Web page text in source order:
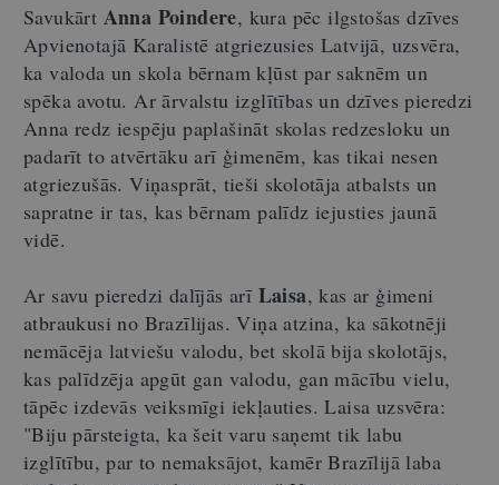
Savukārt Anna Poindere, kura pēc ilgstošas dzīves
Apvienotajā Karalistē atgriezusies Latvijā, uzsvēra,
ka valoda un skola bērnam kļūst par saknēm un
spēka avotu. Ar ārvalstu izglītības un dzīves pieredzi
Anna redz iespēju paplašināt skolas redzesloku un
padarīt to atvērtāku arī ģimenēm, kas tikai nesen
atgriezušās. Viņasprāt, tieši skolotāja atbalsts un
sapratne ir tas, kas bērnam palīdz iejusties jaunā
vidē.
Ar savu pieredzi dalījās arī Laisa, kas ar ģimeni
atbraukusi no Brazīlijas. Viņa atzina, ka sākotnēji
nemācēja latviešu valodu, bet skolā bija skolotājs,
kas palīdzēja apgūt gan valodu, gan mācību vielu,
tāpēc izdevās veiksmīgi iekļauties. Laisa uzsvēra:
"Biju pārsteigta, ka šeit varu saņemt tik labu
izglītību, par to nemaksājot, kamēr Brazīlijā laba